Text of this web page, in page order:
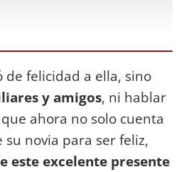
de felicidad a ella, sino
y amigos, ni hablar
que ahora no solo cuenta
novia para ser feliz,
este excelente presente